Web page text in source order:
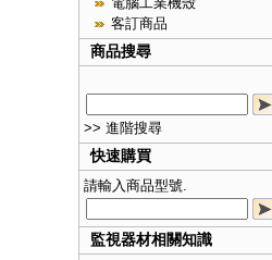
客訂商品
商品搜尋
>> 進階搜尋
快速購買
請輸入商品型號.
監視器材相關知識